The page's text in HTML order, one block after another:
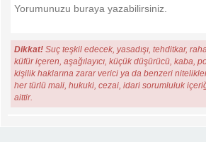
Dikkat! Suç teşkil edecek, yasadışı, tehditkar,
küfür içeren, aşağılayıcı, küçük düşürücü, kaba,
kişilik haklarına zarar verici ya da benzeri
her türlü mali, hukuki, cezai, idari sorumluluk
aittir.